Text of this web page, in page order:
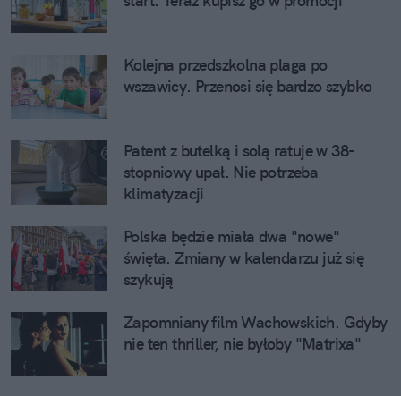
Kolejna przedszkolna plaga po
wszawicy. Przenosi się bardzo szybko
Patent z butelką i solą ratuje w 38-
stopniowy upał. Nie potrzeba
klimatyzacji
Polska będzie miała dwa "nowe"
święta. Zmiany w kalendarzu już się
szykują
Zapomniany film Wachowskich. Gdyby
nie ten thriller, nie byłoby "Matrixa"